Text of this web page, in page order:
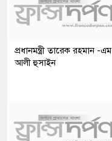
প্রধানমন্ত্রী তারেক রহমান -এম
আলী হুসাইন